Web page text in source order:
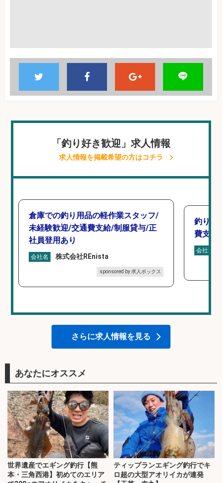
「釣り好き歓迎」求人情報
求人情報を掲載希望の方はコチラ
倉庫での釣り用品の軽作業スタッフ/
未経験歓迎/交通費支給/制服貸与/正
社員登用あり
会社名 株式会社REnista
sponsored by 求人ボックス
釣り具
費支給
会社名
さらに求人情報を見る
あなたにオススメ
世界遺産でエギング釣行【熊
本・三角西港】初めてのエリア
ティップランエギング釣行でキ
ロ超の大型アオリイカが連発